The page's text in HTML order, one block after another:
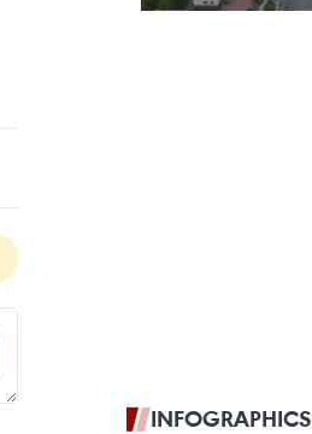
INFOGRAPHICS